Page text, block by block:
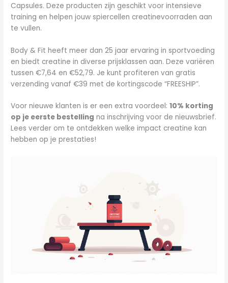
Capsules. Deze producten zijn geschikt voor intensieve
training en helpen jouw spiercellen creatinevoorraden aan
te vullen.
Body & Fit heeft meer dan 25 jaar ervaring in sportvoeding
en biedt creatine in diverse prijsklassen aan. Deze variëren
tussen €7,64 en €52,79. Je kunt profiteren van gratis
verzending vanaf €39 met de kortingscode “FREESHIP”.
Voor nieuwe klanten is er een extra voordeel:10% korting
op je eerste bestelling na inschrijving voor de nieuwsbrief.
Lees verder om te ontdekken welke impact creatine kan
hebben op je prestaties!